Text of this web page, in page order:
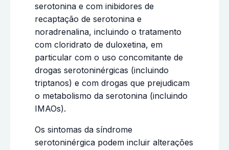
serotonina e com inibidores de
recaptação de serotonina e
noradrenalina, incluindo o tratamento
com cloridrato de duloxetina, em
particular com o uso concomitante de
drogas serotoninérgicas (incluindo
triptanos) e com drogas que prejudicam
o metabolismo da serotonina (incluindo
IMAOs).
Os sintomas da síndrome
serotoninérgica podem incluir alterações